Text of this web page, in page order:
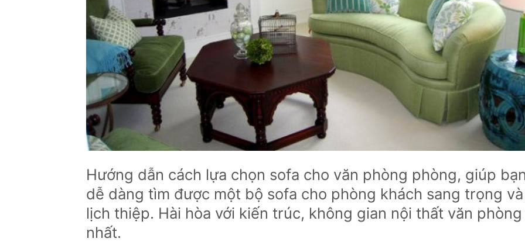
Hướng dẫn cách lựa chọn sofa cho văn phòng phòng, giúp
dễ dàng tìm được một bộ sofa cho phòng khách sang trọng và
lịch thiệp. Hài hòa với kiến trúc, không gian nội thất văn phòng
nhất.